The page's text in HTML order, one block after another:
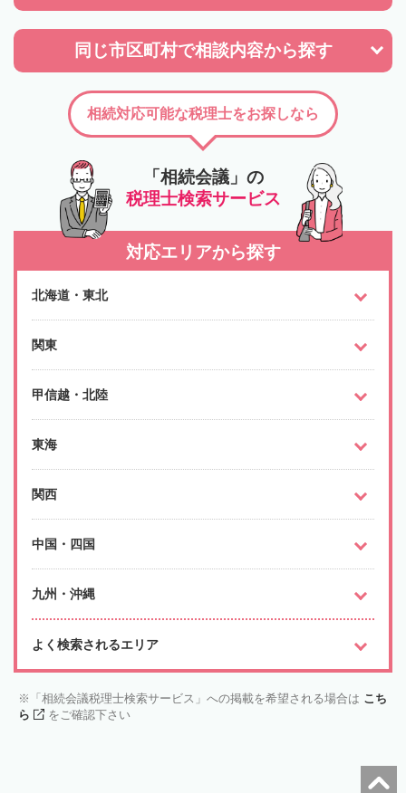
同じ市区町村で相談内容から探す
「相続会議」の
税理士検索サービス
相続対応可能な税理士をお探しなら
対応エリアから探す
北海道・東北
関東
甲信越・北陸
東海
関西
中国・四国
九州・沖縄
よく検索されるエリア
「相続会議税理士検索サービス」への掲載を希望される場合は こち
ら
をご確認下さい